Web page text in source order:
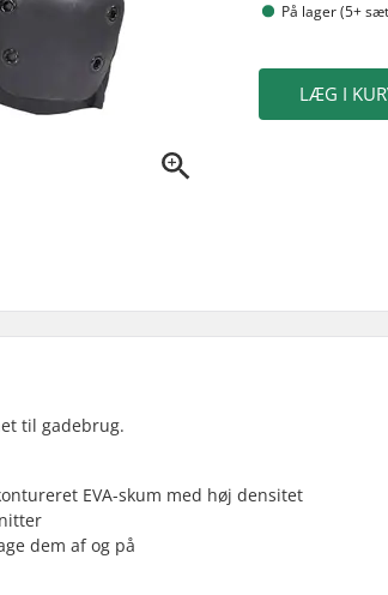
På lager (5+
LÆG I
til gadebrug.
EVA-skum med høj densitet
dem af og på